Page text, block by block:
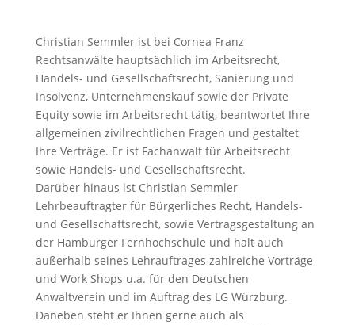
Christian Semmler ist bei Cornea Franz
Rechtsanwälte hauptsächlich im Arbeitsrecht,
Handels- und Gesellschaftsrecht, Sanierung und
Insolvenz, Unternehmenskauf sowie der Private
Equity sowie im Arbeitsrecht tätig, beantwortet Ihre
allgemeinen zivilrechtlichen Fragen und gestaltet
Ihre Verträge. Er ist Fachanwalt für Arbeitsrecht
sowie Handels- und Gesellschaftsrecht.
Darüber hinaus ist Christian Semmler
Lehrbeauftragter für Bürgerliches Recht, Handels-
und Gesellschaftsrecht, sowie Vertragsgestaltung an
der Hamburger Fernhochschule und hält auch
außerhalb seines Lehrauftrages zahlreiche Vorträge
und Work Shops u.a. für den Deutschen
Anwaltverein und im Auftrag des LG Würzburg.
Daneben steht er Ihnen gerne auch als